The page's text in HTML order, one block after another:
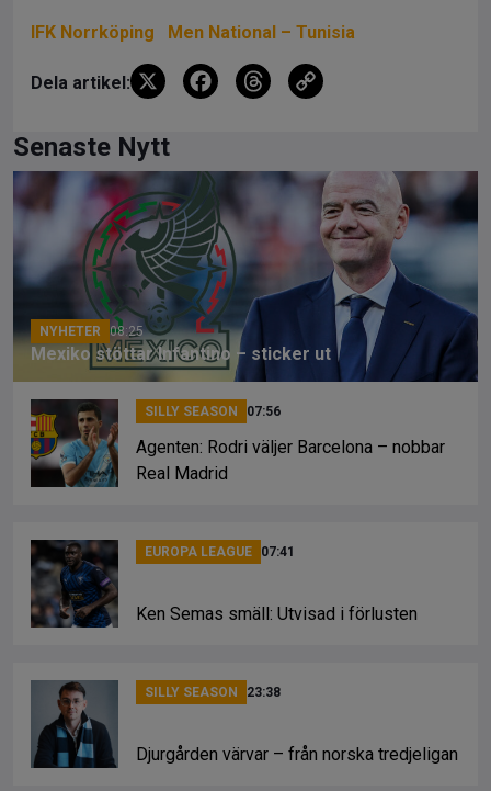
IFK Norrköping Men National – Tunisia
Dela artikel: X
F
b
o
o
k
T
a
d
Li
n
k
Senaste Nytt
NYHETER 08:25
Mexiko stöttar Infantino – sticker ut
SILLY SEASON 07:56
Agenten: Rodri väljer Barcelona – nobbar
Real Madrid
EUROPA LEAGUE 07:41
Ken Semas smäll: Utvisad i förlusten
SILLY SEASON 23:38
Djurgården värvar – från norska tredjeligan